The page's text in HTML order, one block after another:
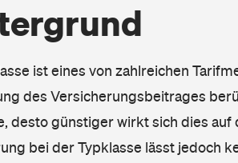
ist eines von zahlreichen
des Versicherungsbeitrages
desto günstiger wirkt sich dies
bei der Typklasse lässt jedoch